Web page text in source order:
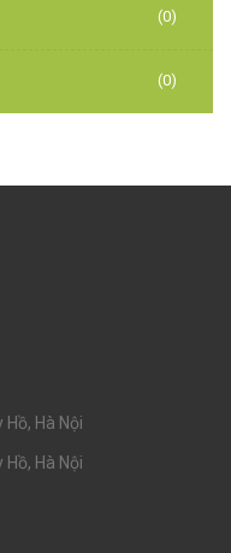
(0)
(0)
Hà Nội
Hà Nội